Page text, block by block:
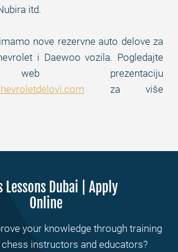
itd.
nove rezervne auto delove za
i Daewoo vozila. Pogledajte
prezentaciju
za više
Lessons Dubai | Apply
Online
your knowledge through training
instructors and educators?